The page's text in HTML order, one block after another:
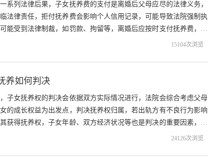
系列法律后果，子女抚养费的支付是离婚后父母应尽的法律义务，
法律责任，拒付抚养费会影响个人信用记录，可能导致法院强制执
能受到法律制裁，如罚款、拘留等，离婚后应按时支付抚养费，以
后果，摘要字数控制在100-2...
15104次浏览
养如何判决
子女抚养权的判决会依据双方实际情况进行，法院会综合考虑父母
的成长权益为出发点，判决抚养权归属，若出轨方有不良行为影响
获得抚养权，子女年龄、双方经济状况等也是判决的重要因素，具
际情况而定。...
24126次浏览